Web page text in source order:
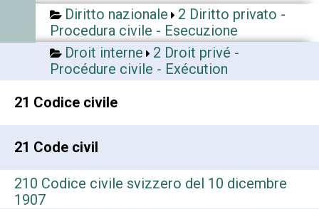
Diritto nazionale
2 Diritto privato -
Procedura civile - Esecuzione
Droit interne
2 Droit privé -
Procédure civile - Exécution
21 Codice civile
21 Code civil
210 Codice civile svizzero del 10 dicembre
1907